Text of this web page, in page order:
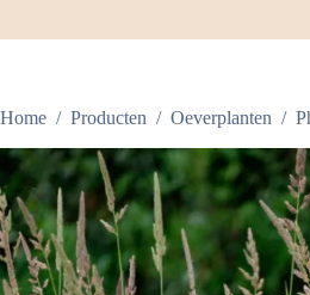
Home / Producten / Oeverplanten /